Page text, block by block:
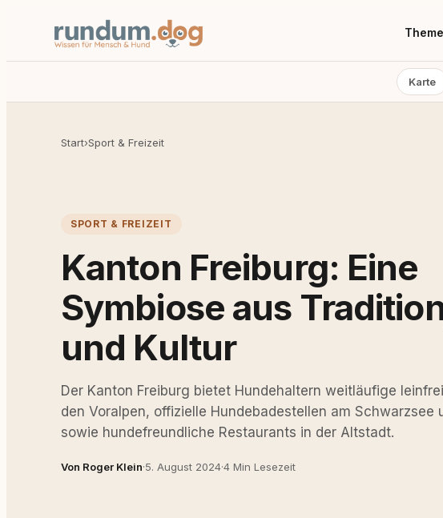
Karte
Start›Sport & Freizeit
SPORT & FREIZEIT
Kanton Freiburg: Eine
Symbiose aus
und Kultur
Der Kanton Freiburg bietet Hundehaltern weitläufige
den Voralpen, offizielle Hundebadestellen am Schwarzsee
sowie hundefreundliche Restaurants in der Altstadt.
Von Roger Klein·5. August 2024·4 Min Lesezeit